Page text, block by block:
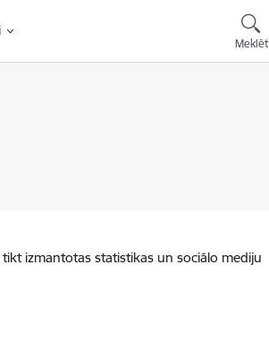
Meklēt
izmantotas statistikas un sociālo mediju